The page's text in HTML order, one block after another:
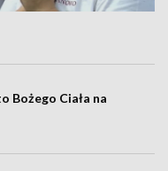
Bożego Ciała na